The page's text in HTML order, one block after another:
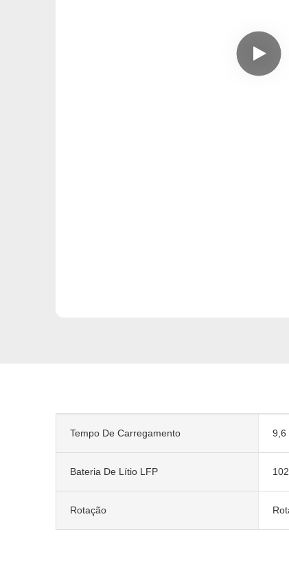
Tempo De Carregamento 9,6
Bateria De Lítio LFP
Rotação